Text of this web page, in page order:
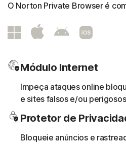
O Norton Private Browser é
Módulo Internet
Impeça ataques online
e sites falsos e/ou
Protetor de
Bloqueie anúncios e